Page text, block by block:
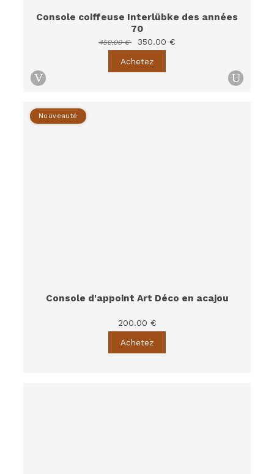
Console coiffeuse Interlübke des années
70
450.00 €
350.00 €
Achetez
Nouveauté
Console d'appoint Art Déco en acajou
200.00 €
Achetez